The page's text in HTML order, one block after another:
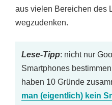
aus vielen Bereichen des
wegzudenken.
Lese-Tipp: nicht nur
Smartphones
haben 10 Gründe
man (eigentlich) kein